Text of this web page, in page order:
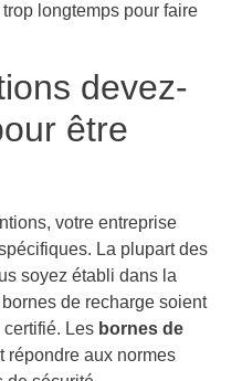
longtemps pour faire
devez-
être
votre entreprise
La plupart des
soyez établi dans la
de recharge soient
Les bornes de
répondre aux normes